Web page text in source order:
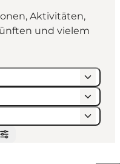
Aktivitäten,
und vielem